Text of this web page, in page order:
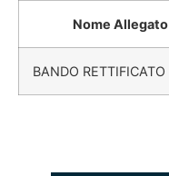
Nome Allegato
BANDO RETTIFICATO